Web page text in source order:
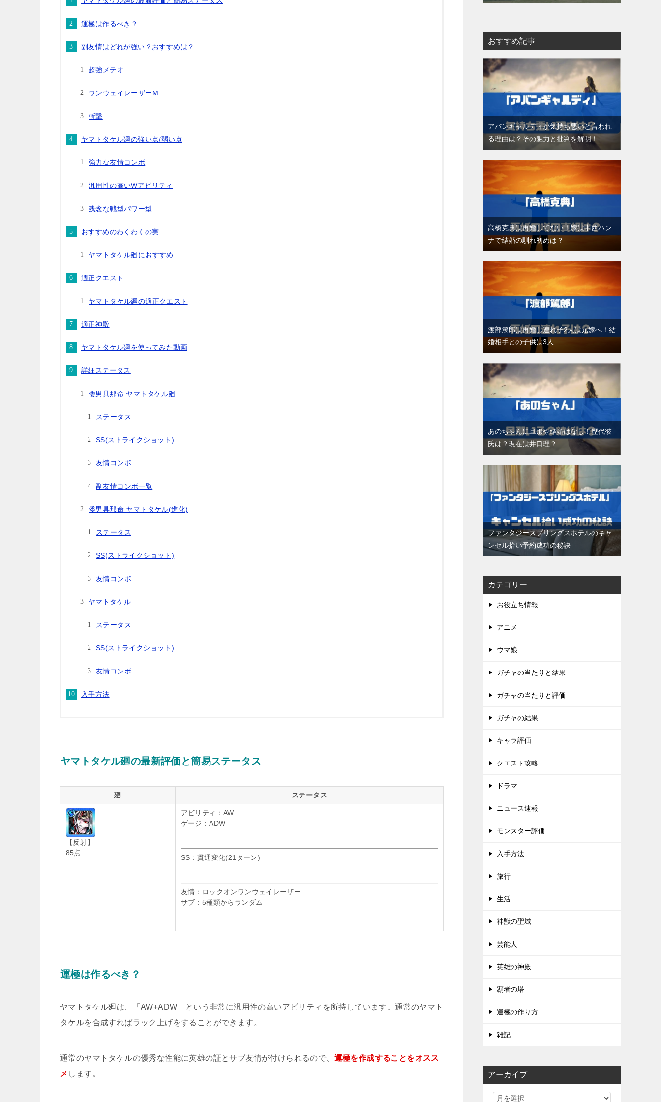
運極は作るべき？
副友情はどれが強い？おすすめは？
超強メテオ
ワンウェイレーザーM
斬撃
ヤマトタケル廻の強い点/弱い点
強力な友情コンボ
汎用性の高いWアビリティ
残念な戦型パワー型
おすすめのわくわくの実
ヤマトタケル廻におすすめ
適正クエスト
ヤマトタケル廻の適正クエスト
適正神殿
ヤマトタケル廻を使ってみた動画
詳細ステータス
倭男具那命 ヤマトタケル廻
ステータス
SS(ストライクショット)
友情コンボ
副友情コンボ一覧
倭男具那命 ヤマトタケル(進化)
ステータス
SS(ストライクショット)
友情コンボ
ヤマトタケル
ステータス
SS(ストライクショット)
友情コンボ
入手方法
ヤマトタケル廻の最新評価と簡易ステータス
廻 ステータス
【反射】
85点
アビリティ：AW
ゲージ：ADW
SS：貫通変化(21ターン)
友情：ロックオンワンウェイレーザー
サブ：5種類からランダム
運極は作るべき？
ヤマトタケル廻は、「AW+ADW」という非常に汎用性の高いアビリティを所持しています。通常のヤマト
タケルを合成すればラック上げをすることができます。
通常のヤマトタケルの優秀な性能に英雄の証とサブ友情が付けられるので、 運極を作成することをオスス
メ します。
おすすめ記事
アバンギャルディが気持ち悪いと言われ
る理由は？その魅力と批判を解明！
高橋克典は再婚してない！嫁は中西ハン
ナで結婚の馴れ初めは？
渡部篤郎は再婚し連れ子2人は元嫁へ！結
婚相手との子供は3人
あのちゃんに旦那や結婚はなし！歴代彼
氏は？現在は井口理？
ファンタジースプリングスホテルのキャ
ンセル拾い予約成功の秘訣
カテゴリー
お役立ち情報
アニメ
ウマ娘
ガチャの当たりと結果
ガチャの当たりと評価
ガチャの結果
キャラ評価
クエスト攻略
ドラマ
ニュース速報
モンスター評価
入手方法
旅行
生活
神獣の聖域
芸能人
英雄の神殿
覇者の塔
運極の作り方
雑記
アーカイブ